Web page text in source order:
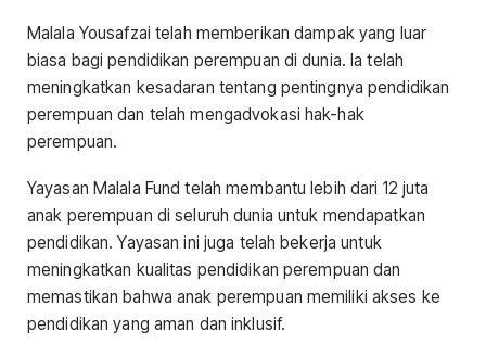
Malala Yousafzai telah memberikan dampak yang luar
biasa bagi pendidikan perempuan di dunia. Ia telah
meningkatkan kesadaran tentang pentingnya pendidikan
perempuan dan telah mengadvokasi hak-hak
perempuan.
Yayasan Malala Fund telah membantu lebih dari 12 juta
anak perempuan di seluruh dunia untuk mendapatkan
pendidikan. Yayasan ini juga telah bekerja untuk
meningkatkan kualitas pendidikan perempuan dan
memastikan bahwa anak perempuan memiliki akses ke
pendidikan yang aman dan inklusif.